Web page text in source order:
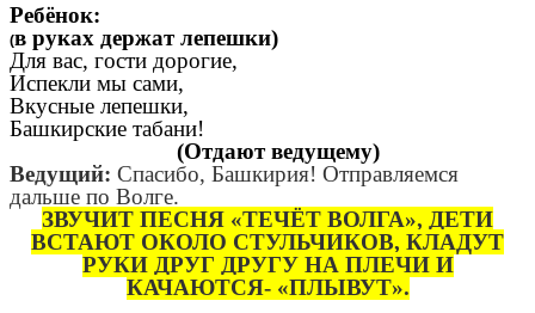
Ребёнок:
(в руках держат лепешки)
Для вас, гости дорогие,
Испекли мы сами,
Вкусные лепешки,
Башкирские табани!
(Отдают ведущему)
Ведущий: Спасибо, Башкирия! Отправляемся
дальше по Волге.
ЗВУЧИТ ПЕСНЯ «ТЕЧЁТ ВОЛГА», ДЕТИ
ВСТАЮТ ОКОЛО СТУЛЬЧИКОВ, КЛАДУТ
РУКИ ДРУГ ДРУГУ НА ПЛЕЧИ И
КАЧАЮТСЯ- «ПЛЫВУТ».